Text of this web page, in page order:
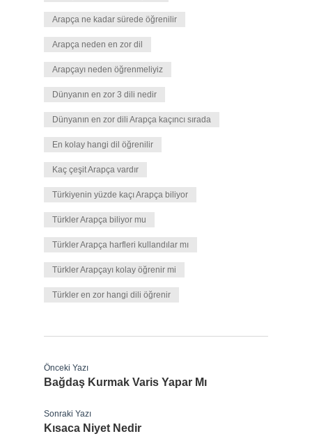
Arapça ne kadar sürede öğrenilir
Arapça neden en zor dil
Arapçayı neden öğrenmeliyiz
Dünyanın en zor 3 dili nedir
Dünyanın en zor dili Arapça kaçıncı sırada
En kolay hangi dil öğrenilir
Kaç çeşit Arapça vardır
Türkiyenin yüzde kaçı Arapça biliyor
Türkler Arapça biliyor mu
Türkler Arapça harfleri kullandılar mı
Türkler Arapçayı kolay öğrenir mi
Türkler en zor hangi dili öğrenir
Önceki Yazı
Bağdaş Kurmak Varis Yapar Mı
Sonraki Yazı
Kısaca Niyet Nedir